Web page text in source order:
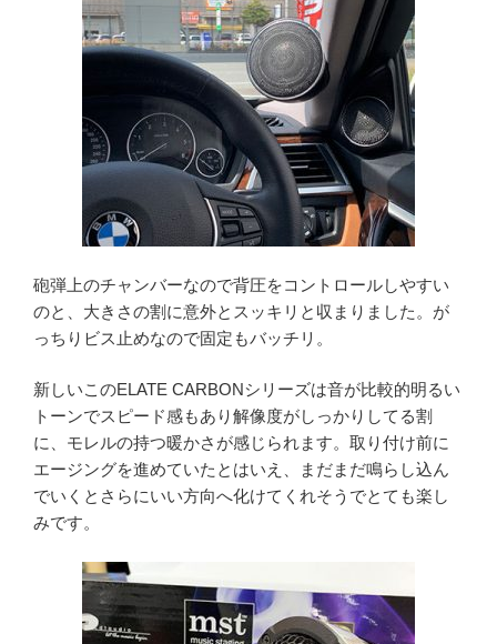
砲弾上のチャンバーなので背圧をコントロールしやすい
のと、大きさの割に意外とスッキリと収まりました。が
っちりビス止めなので固定もバッチリ。
新しいこのELATE CARBONシリーズは音が比較的明るい
トーンでスピード感もあり解像度がしっかりしてる割
に、モレルの持つ暖かさが感じられます。取り付け前に
エージングを進めていたとはいえ、まだまだ鳴らし込ん
でいくとさらにいい方向へ化けてくれそうでとても楽し
みです。